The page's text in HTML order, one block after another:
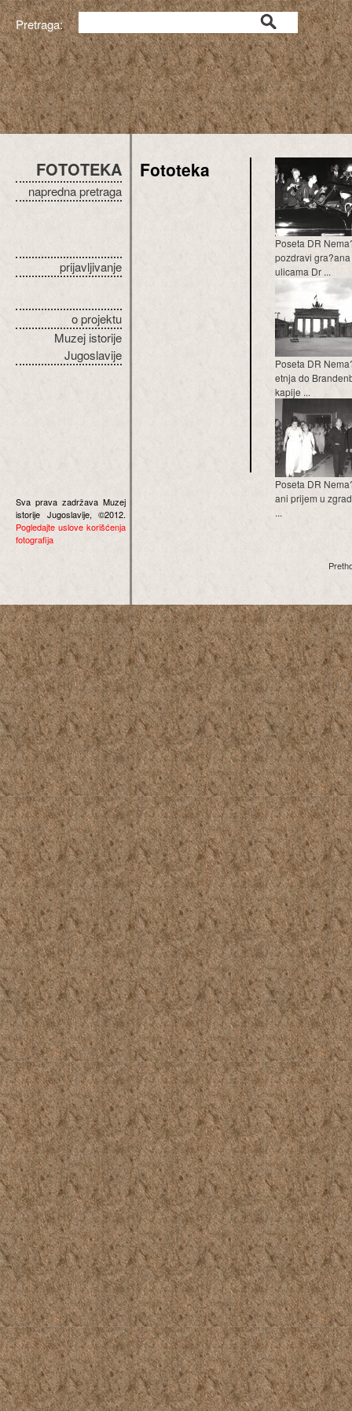
Pretraga:
FOTOTEKA
napredna pretraga
prijavljivanje
o projektu
Muzej istorije
Jugoslavije
Sva prava zadržava Muzej
istorije Jugoslavije, ©2012.
Pogledajte uslove korišćenja
fotografija
Fototeka
Poseta DR
pozdravi
ulicama Dr ...
Poseta DR
etnja do
kapije ...
Poseta DR
ani prijem u
...